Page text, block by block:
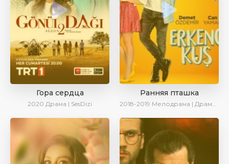
Гора сердца
2020 Драма | SesDizi
Ранняя пташка
2018-2019 Мелодрама | Драма | Комедия | SesDizi | Ирина Котова